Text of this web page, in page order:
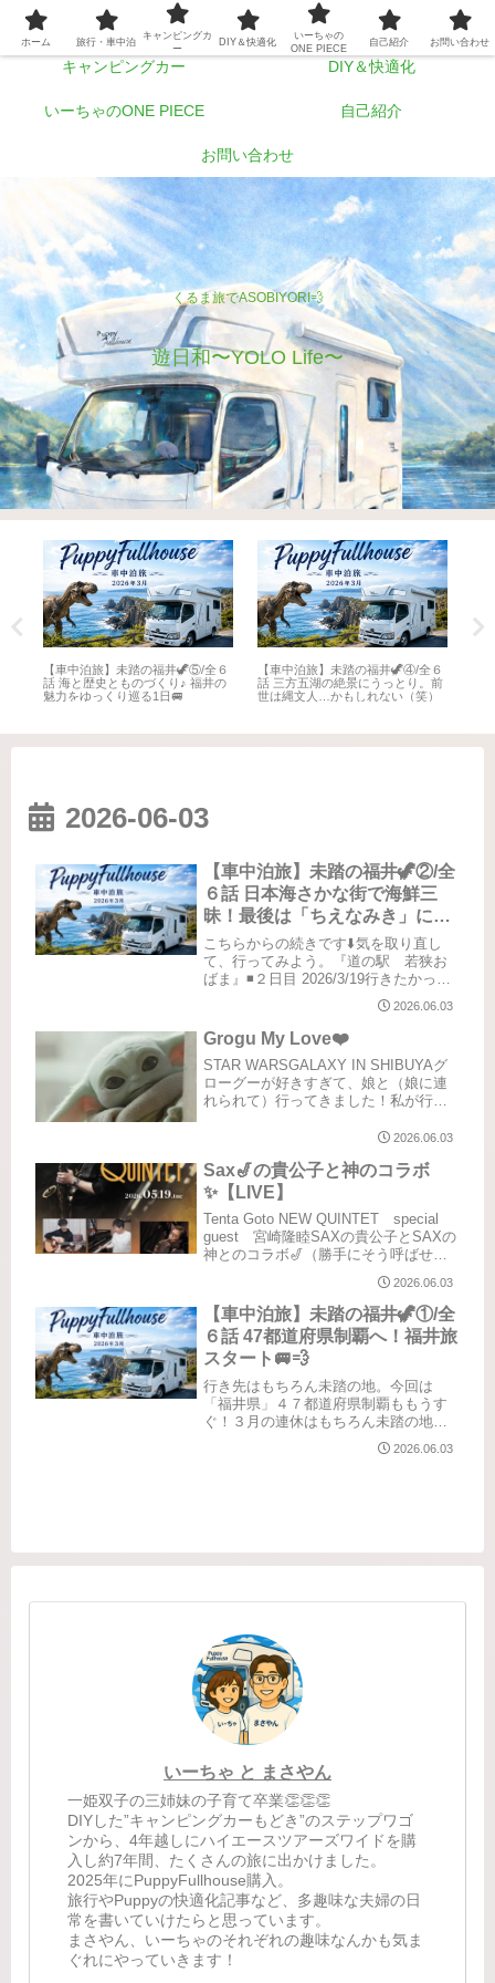
くるま旅でASOBIYORI💨
遊日和〜YOLO Life〜
ホーム 旅行・車中泊
キャンピングカー DIY＆快適化
いーちゃのONE PIECE 自己紹介
お問い合わせ
【車中泊旅】未踏の福井🦖⑤/全６
話 海と歴史とものづくり♪ 福井の
魅力をゆっくり巡る1日🚐
【車中泊旅】未踏の福井🦖④/全６
話 三方五湖の絶景にうっとり。前
世は縄文人…かもしれない（笑）
2026-06-03
【車中泊旅】未踏の福井🦖②/全
６話 日本海さかな街で海鮮三
昧！最後は「ちえなみき」に感
動📚
こちらからの続きです⬇️気を取り直し
て、行ってみよう。『道の駅 若狭お
ばま』◾️２日目 2026/3/19行きたかった
蘇洞門めぐりは運行停止で残念でした
が、また次回に期待して、気を取り直
して進みましょう！とてもきれいな道
の駅です目移りしっぱ...
2026.06.03
Grogu My Love❤️
STAR WARSGALAXY IN SHIBUYAグ
ローグーが好きすぎて、娘と（娘に連
れられて）行ってきました！私が行っ
TSUTAYAにて。1Fはマンダロリアンフ
て...
2026.06.03
Sax🎷の貴公子と神のコラボ
✨【LIVE】
Tenta Goto NEW QUINTET special
guest 宮崎隆睦SAXの貴公子とSAXの
神とのコラボ🎷（勝手にそう呼ばせて
もらっている）NEW QUINTETのLIVE
は2回目赤坂のB-flat私もかなりの方向
音痴なんです...
2026.06.03
【車中泊旅】未踏の福井🦖①/全
６話 47都道府県制覇へ！福井旅
スタート🚐💨
行き先はもちろん未踏の地。今回は
「福井県」４７都道府県制覇ももうす
ぐ！３月の連休はもちろん未踏の地に
行こうと計画。車中泊で行った都道府
県を地図にしてみたらこうなりまし
2026.06.03
いーちゃ と まさやん
一姫双子の三姉妹の子育て卒業👏👏👏
DIYした”キャンピングカーもどき”のステップワゴ
ンから、4年越しにハイエースツアーズワイドを購
入し約7年間、たくさんの旅に出かけました。
2025年にPuppyFullhouse購入。
旅行やPuppyの快適化記事など、多趣味な夫婦の日
常を書いていけたらと思っています。
まさやん、いーちゃのそれぞれの趣味なんかも気ま
ぐれにやっていきます！
ホーム 旅行・車中泊
キャンピングカ
ー
DIY＆快適化
いーちゃの
ONE PIECE
自己紹介 お問い合わせ